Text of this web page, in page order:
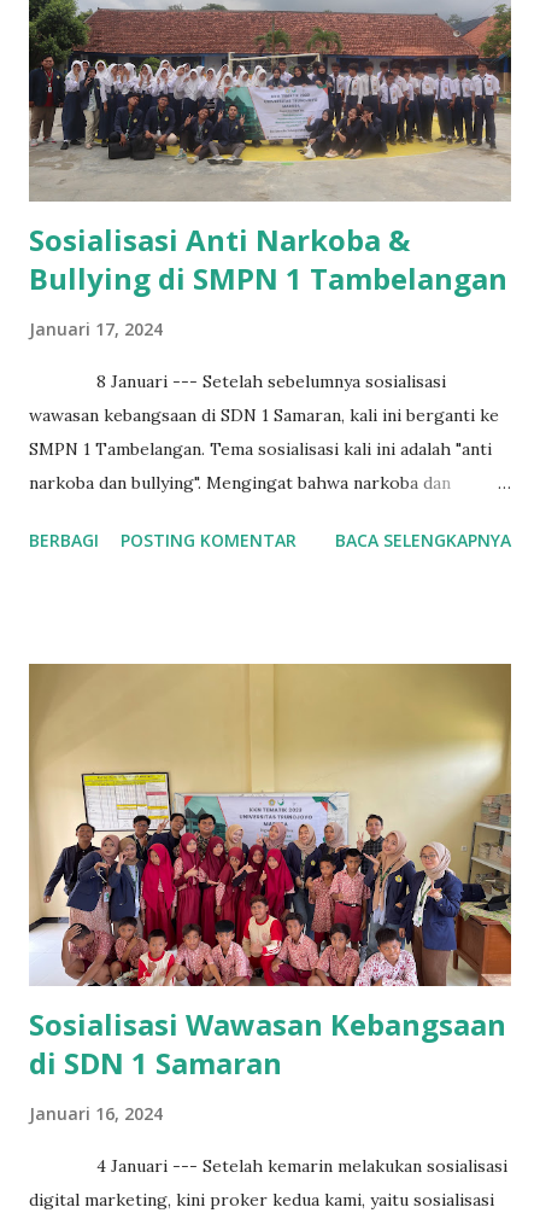
Sosialisasi Anti Narkoba &
Bullying di SMPN 1 Tambelangan
Januari 17, 2024
8 Januari --- Setelah sebelumnya sosialisasi
wawasan kebangsaan di SDN 1 Samaran, kali ini berganti ke
SMPN 1 Tambelangan. Tema sosialisasi kali ini adalah "anti
narkoba dan bullying". Mengingat bahwa narkoba dan
anak - anak & remaja di Indonesia, maka ada baiknya kami
sosialisasi yang mana disampaikan oleh Hasan Baisuni dari
BERBAGI POSTING KOMENTAR BACA SELENGKAPNYA
Sosialisasi Wawasan Kebangsaan
di SDN 1 Samaran
Januari 16, 2024
4 Januari --- Setelah kemarin melakukan sosialisasi
digital marketing, kini proker kedua kami, yaitu sosialisasi